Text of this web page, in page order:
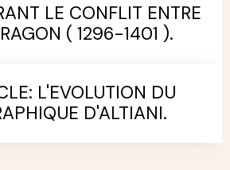
LE CONFLIT ENTRE
( 1296-1401 ).
L'EVOLUTION DU
D'ALTIANI.